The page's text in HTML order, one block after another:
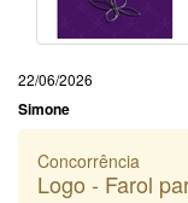
22/06/2026
Simone
Concorrência
Logo - Farol